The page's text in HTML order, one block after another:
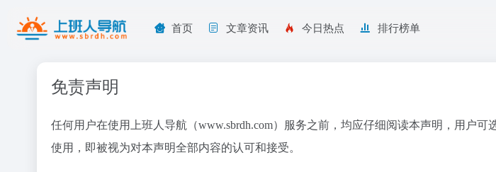
首页 文章资讯 今日热点 排行榜单
免责声明
任何用户在使用上班人导航（www.sbrdh.com）服务之前，均应仔细阅读本声明，用户可
使用，即被视为对本声明全部内容的认可和接受。